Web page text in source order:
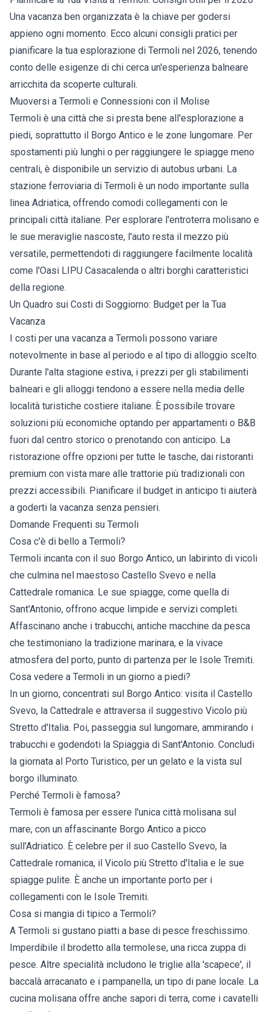
Una vacanza ben organizzata è la chiave per godersi
appieno ogni momento. Ecco alcuni consigli pratici per
pianificare la tua esplorazione di Termoli nel 2026, tenendo
conto delle esigenze di chi cerca un'esperienza balneare
arricchita da scoperte culturali.
Muoversi a Termoli e Connessioni con il Molise
Termoli è una città che si presta bene all'esplorazione a
piedi, soprattutto il Borgo Antico e le zone lungomare. Per
spostamenti più lunghi o per raggiungere le spiagge meno
centrali, è disponibile un servizio di autobus urbani. La
stazione ferroviaria di Termoli è un nodo importante sulla
linea Adriatica, offrendo comodi collegamenti con le
principali città italiane. Per esplorare l'entroterra molisano e
le sue meraviglie nascoste, l'auto resta il mezzo più
versatile, permettendoti di raggiungere facilmente località
come l'Oasi LIPU Casacalenda o altri borghi caratteristici
della regione.
Un Quadro sui Costi di Soggiorno: Budget per la Tua
Vacanza
I costi per una vacanza a Termoli possono variare
notevolmente in base al periodo e al tipo di alloggio scelto.
Durante l'alta stagione estiva, i prezzi per gli stabilimenti
balneari e gli alloggi tendono a essere nella media delle
località turistiche costiere italiane. È possibile trovare
soluzioni più economiche optando per appartamenti o B&B
fuori dal centro storico o prenotando con anticipo. La
ristorazione offre opzioni per tutte le tasche, dai ristoranti
premium con vista mare alle trattorie più tradizionali con
prezzi accessibili. Pianificare il budget in anticipo ti aiuterà
a goderti la vacanza senza pensieri.
Domande Frequenti su Termoli
Cosa c'è di bello a Termoli?
Termoli incanta con il suo Borgo Antico, un labirinto di vicoli
che culmina nel maestoso Castello Svevo e nella
Cattedrale romanica. Le sue spiagge, come quella di
Sant'Antonio, offrono acque limpide e servizi completi.
Affascinano anche i trabucchi, antiche macchine da pesca
che testimoniano la tradizione marinara, e la vivace
atmosfera del porto, punto di partenza per le Isole Tremiti.
Cosa vedere a Termoli in un giorno a piedi?
In un giorno, concentrati sul Borgo Antico: visita il Castello
Svevo, la Cattedrale e attraversa il suggestivo Vicolo più
Stretto d'Italia. Poi, passeggia sul lungomare, ammirando i
trabucchi e godendoti la Spiaggia di Sant'Antonio. Concludi
la giornata al Porto Turistico, per un gelato e la vista sul
borgo illuminato.
Perché Termoli è famosa?
Termoli è famosa per essere l'unica città molisana sul
mare, con un affascinante Borgo Antico a picco
sull'Adriatico. È celebre per il suo Castello Svevo, la
Cattedrale romanica, il Vicolo più Stretto d'Italia e le sue
spiagge pulite. È anche un importante porto per i
collegamenti con le Isole Tremiti.
Cosa si mangia di tipico a Termoli?
A Termoli si gustano piatti a base di pesce freschissimo.
Imperdibile il brodetto alla termolese, una ricca zuppa di
pesce. Altre specialità includono le triglie alla 'scapece', il
baccalà arracanato e i pampanella, un tipo di pane locale. La
cucina molisana offre anche sapori di terra, come i cavatelli